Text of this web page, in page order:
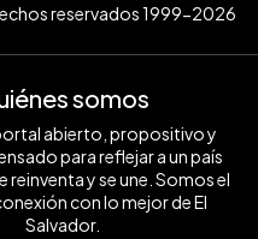
reservados 1999-2026
somos
abierto, propositivo y
para reflejar a un país
reinventa y se une. Somos el
con lo mejor de El
Salvador.